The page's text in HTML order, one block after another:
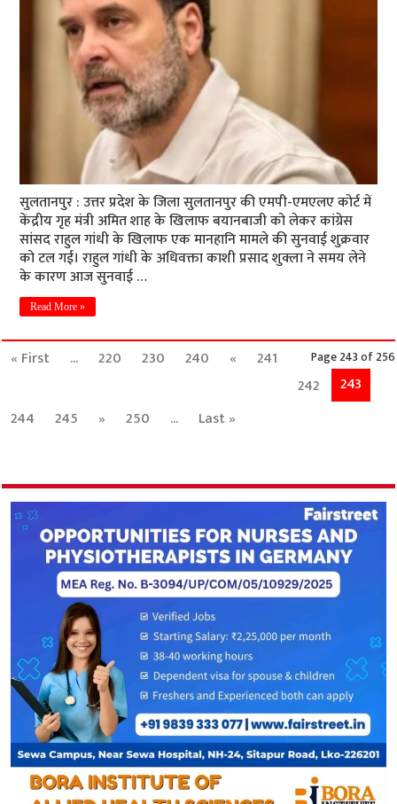
सुलतानपुर : उत्तर प्रदेश के जिला सुलतानपुर की एमपी-एमएलए कोर्ट में
केंद्रीय गृह मंत्री अमित शाह के खिलाफ बयानबाजी को लेकर कांग्रेस
सांसद राहुल गांधी के खिलाफ एक मानहानि मामले की सुनवाई शुक्रवार
को टल गई। राहुल गांधी के अधिवक्ता काशी प्रसाद शुक्ला ने समय लेने
के कारण आज सुनवाई …
Read More »
Page 243 of 256
« First ... 220 230 240 «
241
242
243
244
245 » 250 ... Last »